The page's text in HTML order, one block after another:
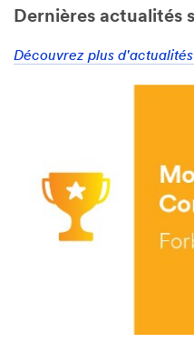
Dernières actualités
Découvrez plus